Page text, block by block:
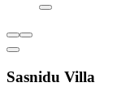
Sasnidu Villa